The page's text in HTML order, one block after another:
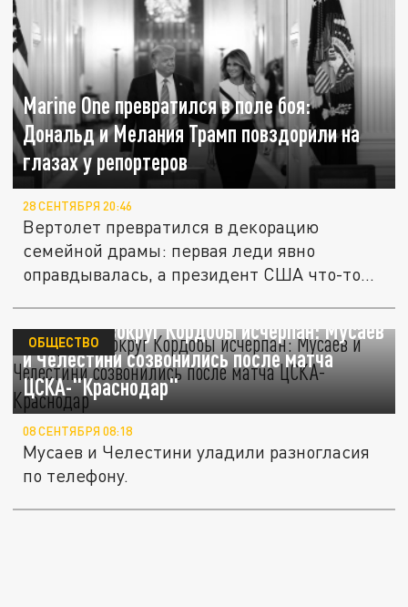
Marine One превратился в поле боя:
Дональд и Мелания Трамп повздорили на
глазах у репортеров
28 СЕНТЯБРЯ 20:46
Вертолет превратился в декорацию
семейной драмы: первая леди явно
оправдывалась, а президент США что-то...
Конфликт вокруг Кордобы исчерпан: Мусаев
и Челестини созвонились после матча
ЦСКА-"Краснодар"
ОБЩЕСТВО
08 СЕНТЯБРЯ 08:18
Мусаев и Челестини уладили разногласия
по телефону.